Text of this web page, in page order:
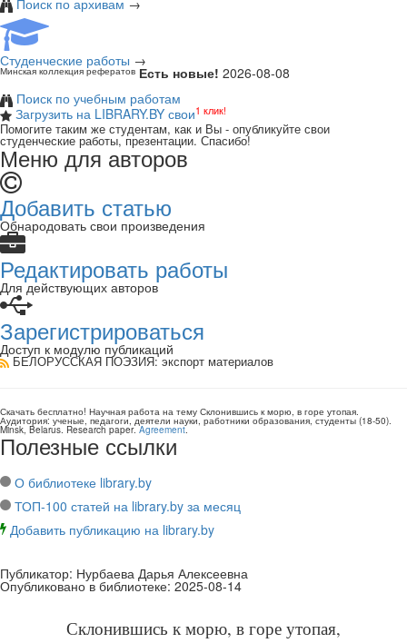
Поиск по архивам →
Студенческие работы →
Минская коллекция рефератов Есть новые! 2026-08-08
Поиск по учебным работам
Загрузить на LIBRARY.BY свои1 клик!
Помогите таким же студентам, как и Вы - опубликуйте свои
студенческие работы, презентации. Спасибо!
Меню для авторов
Добавить статью
Обнародовать свои произведения
Редактировать работы
Для действующих авторов
Зарегистрироваться
Доступ к модулю публикаций
БЕЛОРУССКАЯ ПОЭЗИЯ: экспорт материалов
Скачать бесплатно! Научная работа на тему Склонившись к морю, в горе утопая.
Аудитория: ученые, педагоги, деятели науки, работники образования, студенты (18-50).
Minsk, Belarus. Research paper.Agreement.
Полезные ссылки
О библиотеке library.by
ТОП-100 статей на library.by за месяц
Добавить публикацию на library.by
Публикатор: Нурбаева Дарья Алексеевна
Опубликовано в библиотеке: 2025-08-14
Склонившись к морю, в горе утопая,